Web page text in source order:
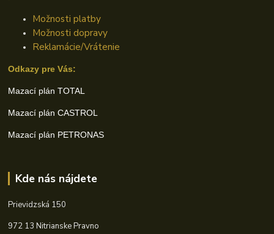
Možnosti platby
Možnosti dopravy
Reklamácie/Vrátenie
Odkazy pre Vás:
Mazací plán TOTAL
Mazací plán CASTROL
Mazací plán PETRONAS
Kde nás nájdete
Prievidzská 150
972 13 Nitrianske Pravno